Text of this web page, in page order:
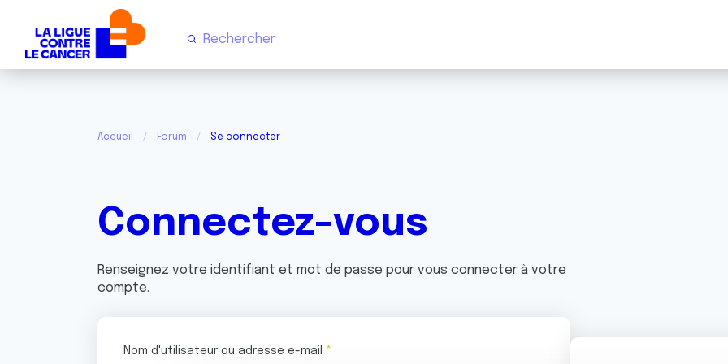
Accueil Forum Se connecter
Connectez-vous
Renseignez votre identifiant et mot de passe pour vous connecter à votre
compte.
Nom d'utilisateur ou adresse e-mail